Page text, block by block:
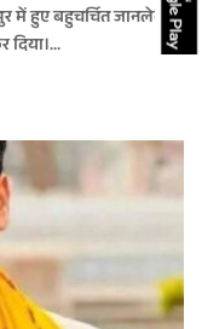
में हुए बहुचर्चित जानलेवा